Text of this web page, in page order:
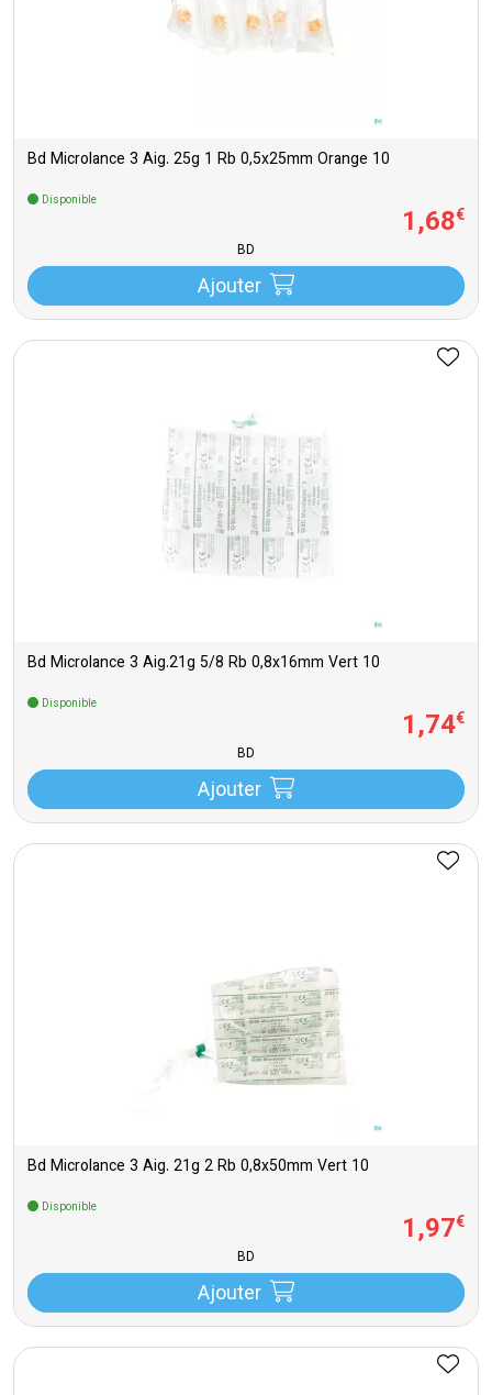
Bd Microlance 3 Aig. 25g 1 Rb 0,5x25mm Orange 10
Disponible
1,68€
BD
Ajouter
Bd Microlance 3 Aig.21g 5/8 Rb 0,8x16mm Vert 10
Disponible
1,74€
BD
Ajouter
Bd Microlance 3 Aig. 21g 2 Rb 0,8x50mm Vert 10
Disponible
1,97€
BD
Ajouter